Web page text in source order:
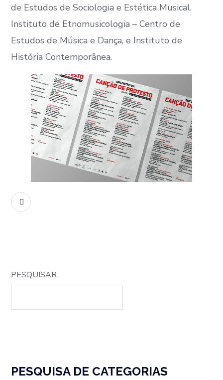
de Estudos de Sociologia e Estética Musical,
Instituto de Etnomusicologia – Centro de
Estudos de Música e Dança, e Instituto de
História Contemporânea.
PESQUISAR
PESQUISA DE CATEGORIAS